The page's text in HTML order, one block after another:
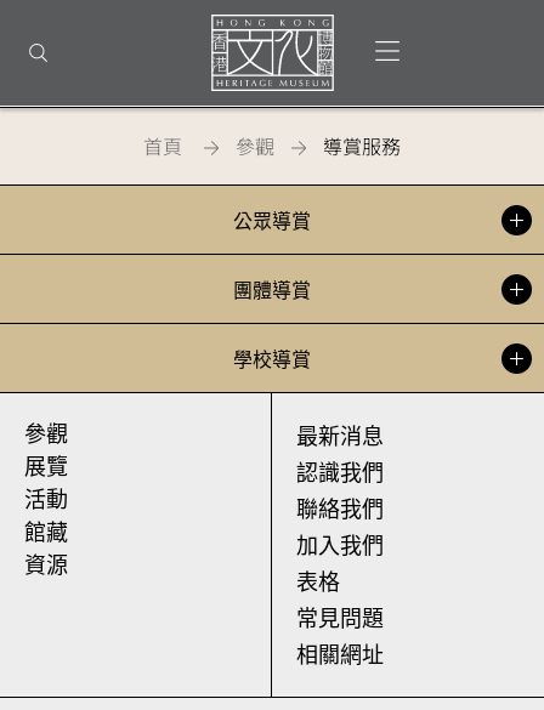
部
打開搜尋
首
頁
打開選單
首頁 參觀 導賞服務
港
化
博
物
館
導
務
公眾導賞
團體導賞
學校導賞
參觀
展覽
活動
館藏
資源
最新消息
認識我們
聯絡我們
加入我們
表格
常見問題
相關網址